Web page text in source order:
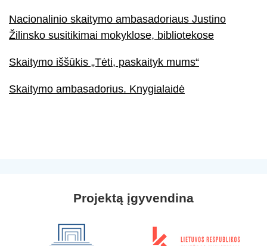
Nacionalinio skaitymo ambasadoriaus Justino
Žilinsko susitikimai mokyklose, bibliotekose
Skaitymo iššūkis „Tėti, paskaityk mums“
Skaitymo ambasadorius. Knygialaidė
Projektą įgyvendina